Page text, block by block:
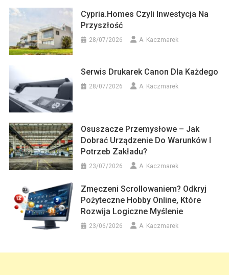
Cypria.homes Czyli Inwestycja Na
Przyszłość
28/07/2026 A. Kaczmarek
Serwis Drukarek Canon Dla Każdego
28/07/2026 A. Kaczmarek
Osuszacze Przemysłowe – Jak
Dobrać Urządzenie Do Warunków I
Potrzeb Zakładu?
23/07/2026 A. Kaczmarek
Zmęczeni Scrollowaniem? Odkryj
Pożyteczne Hobby Online, Które
Rozwija Logiczne Myślenie
23/06/2026 A. Kaczmarek